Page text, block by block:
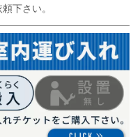
下さい。